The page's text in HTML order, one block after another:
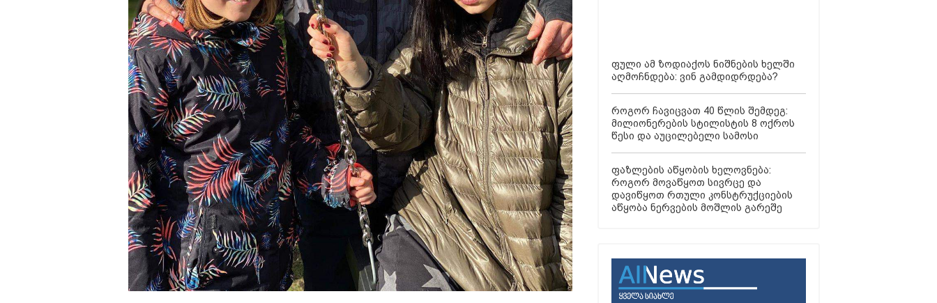
ფული ამ ზოდიაქოს ნიშნების ხელში
აღმოჩნდება: ვინ გამდიდრდება?
როგორ ჩავიცვათ 40 წლის შემდეგ:
მილიონერების სტილისტის 8 ოქროს
წესი და აუცილებელი სამოსი
ფაზლების აწყობის ხელოვნება:
როგორ მოვაწყოთ სივრცე და
დავიწყოთ რთული კონსტრუქციების
აწყობა ნერვების მოშლის გარეშე